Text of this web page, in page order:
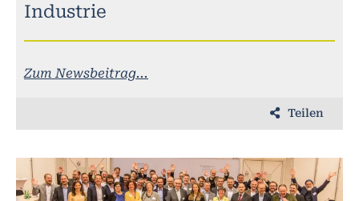
Industrie
Zum Newsbeitrag...
Teilen